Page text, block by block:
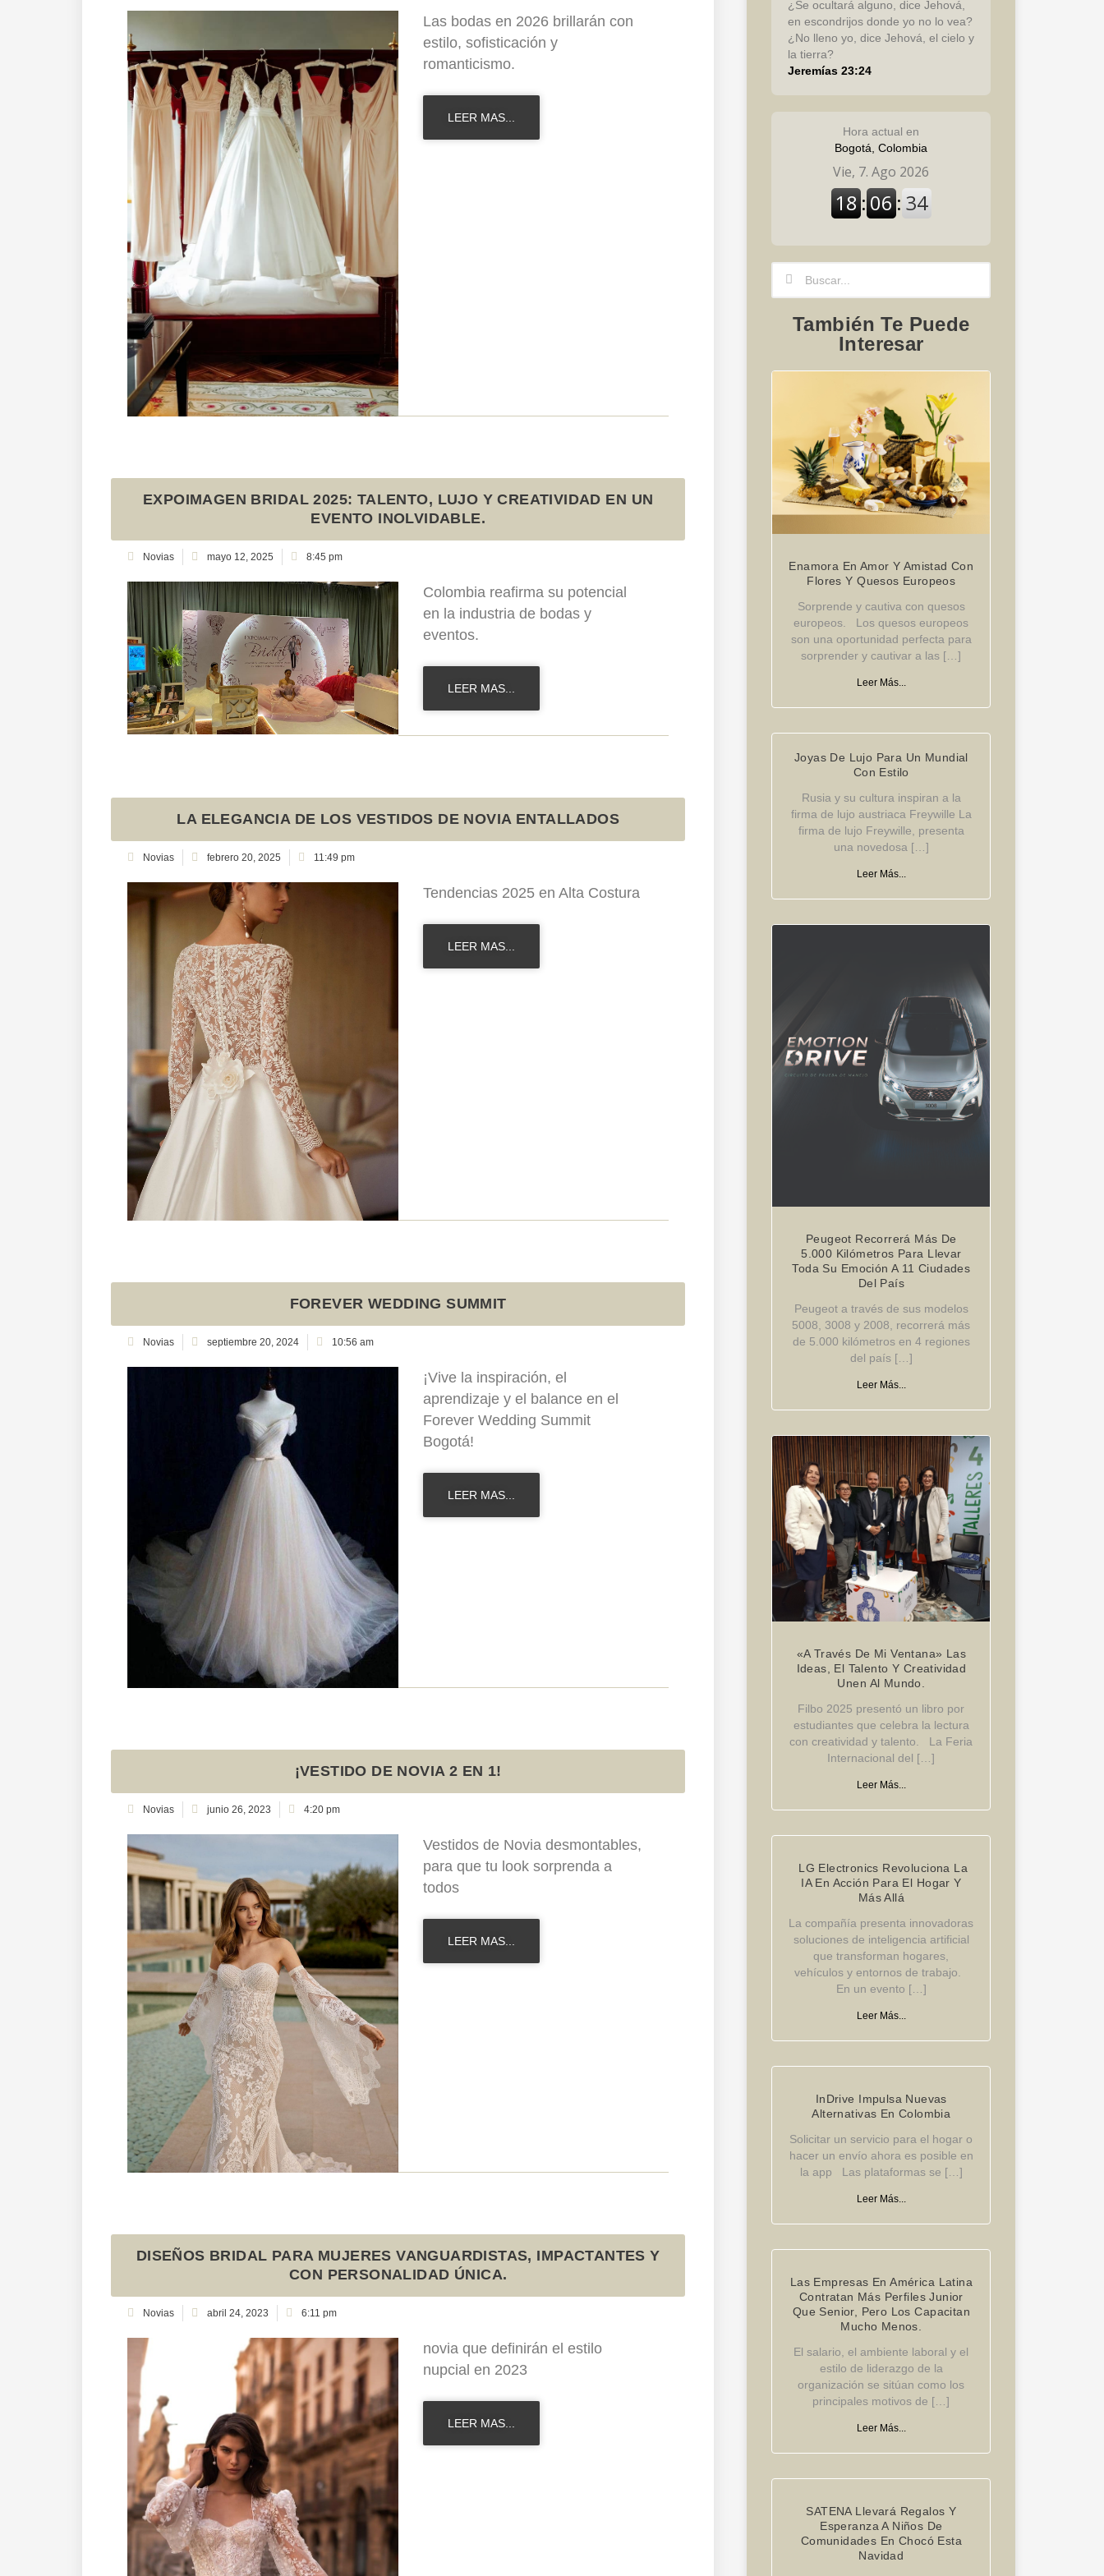
Las bodas en 2026 brillarán con
estilo, sofisticación y
romanticismo.
LEER MAS...
EXPOIMAGEN BRIDAL 2025: TALENTO, LUJO Y CREATIVIDAD EN UN
EVENTO INOLVIDABLE.
Novias mayo 12, 2025 8:45 pm
Colombia reafirma su potencial
en la industria de bodas y
eventos.
LEER MAS...
LA ELEGANCIA DE LOS VESTIDOS DE NOVIA ENTALLADOS
Novias febrero 20, 2025 11:49 pm
Tendencias 2025 en Alta Costura
LEER MAS...
FOREVER WEDDING SUMMIT
Novias septiembre 20, 2024 10:56 am
¡Vive la inspiración, el
aprendizaje y el balance en el
Forever Wedding Summit
Bogotá!
LEER MAS...
¡VESTIDO DE NOVIA 2 EN 1!
Novias junio 26, 2023 4:20 pm
Vestidos de Novia desmontables,
para que tu look sorprenda a
todos
LEER MAS...
DISEÑOS BRIDAL PARA MUJERES VANGUARDISTAS, IMPACTANTES Y
CON PERSONALIDAD ÚNICA.
Novias abril 24, 2023 6:11 pm
novia que definirán el estilo
nupcial en 2023
LEER MAS...
¿Se ocultará alguno, dice Jehová,
en escondrijos donde yo no lo vea?
¿No lleno yo, dice Jehová, el cielo y
la tierra?
Jeremías 23:24
Hora actual en
Bogotá, Colombia
También Te Puede
Interesar
Enamora En Amor Y Amistad Con
Flores Y Quesos Europeos
Sorprende y cautiva con quesos
europeos. Los quesos europeos
son una oportunidad perfecta para
sorprender y cautivar a las […]
Leer Más...
Joyas De Lujo Para Un Mundial
Con Estilo
Rusia y su cultura inspiran a la
firma de lujo austriaca Freywille La
firma de lujo Freywille, presenta
una novedosa […]
Leer Más...
Peugeot Recorrerá Más De
5.000 Kilómetros Para Llevar
Toda Su Emoción A 11 Ciudades
Del País
Peugeot a través de sus modelos
5008, 3008 y 2008, recorrerá más
de 5.000 kilómetros en 4 regiones
del país […]
Leer Más...
«A Través De Mi Ventana» Las
Ideas, El Talento Y Creatividad
Unen Al Mundo.
Filbo 2025 presentó un libro por
estudiantes que celebra la lectura
con creatividad y talento. La Feria
Internacional del […]
Leer Más...
LG Electronics Revoluciona La
IA En Acción Para El Hogar Y
Más Allá
La compañía presenta innovadoras
soluciones de inteligencia artificial
que transforman hogares,
vehículos y entornos de trabajo.
En un evento […]
Leer Más...
InDrive Impulsa Nuevas
Alternativas En Colombia
Solicitar un servicio para el hogar o
hacer un envío ahora es posible en
la app Las plataformas se […]
Leer Más...
Las Empresas En América Latina
Contratan Más Perfiles Junior
Que Senior, Pero Los Capacitan
Mucho Menos.
El salario, el ambiente laboral y el
estilo de liderazgo de la
organización se sitúan como los
principales motivos de […]
Leer Más...
SATENA Llevará Regalos Y
Esperanza A Niños De
Comunidades En Chocó Esta
Navidad